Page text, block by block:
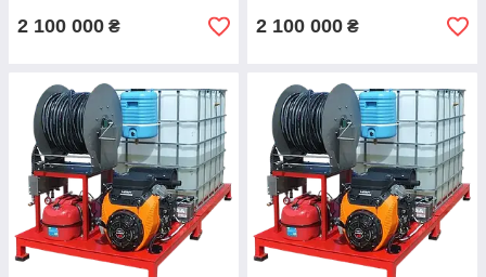
2 100 000 ₴ 2 100 000 ₴